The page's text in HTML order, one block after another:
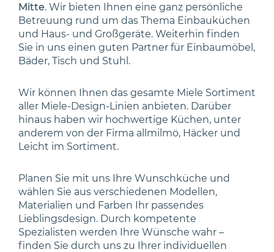
Mitte. Wir bieten Ihnen eine ganz persönliche
Betreuung rund um das Thema Einbauküchen
und Haus- und Großgeräte. Weiterhin finden
Sie in uns einen guten Partner für Einbaumöbel,
Bäder, Tisch und Stuhl.
Wir können Ihnen das gesamte Miele Sortiment
aller Miele-Design-Linien anbieten. Darüber
hinaus haben wir hochwertige Küchen, unter
anderem von der Firma allmilmö, Häcker und
Leicht im Sortiment.
Planen Sie mit uns Ihre Wunschküche und
wählen Sie aus verschiedenen Modellen,
Materialien und Farben Ihr passendes
Lieblingsdesign. Durch kompetente
Spezialisten werden Ihre Wünsche wahr –
finden Sie durch uns zu Ihrer individuellen